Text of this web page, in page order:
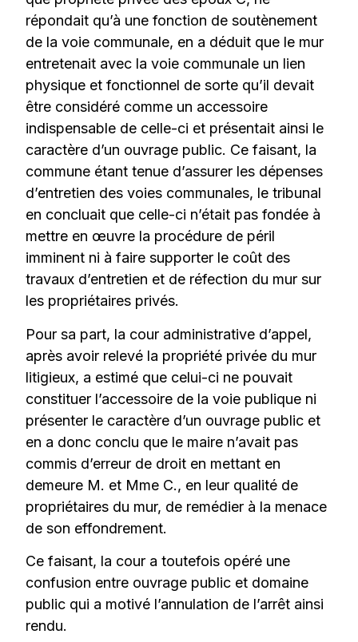
répondait qu’à une fonction de soutènement
de la voie communale, en a déduit que le mur
entretenait avec la voie communale un lien
physique et fonctionnel de sorte qu’il devait
être considéré comme un accessoire
indispensable de celle-ci et présentait ainsi le
caractère d’un ouvrage public. Ce faisant, la
commune étant tenue d’assurer les dépenses
d’entretien des voies communales, le tribunal
en concluait que celle-ci n’était pas fondée à
mettre en œuvre la procédure de péril
imminent ni à faire supporter le coût des
travaux d’entretien et de réfection du mur sur
les propriétaires privés.
Pour sa part, la cour administrative d’appel,
après avoir relevé la propriété privée du mur
litigieux, a estimé que celui-ci ne pouvait
constituer l’accessoire de la voie publique ni
présenter le caractère d’un ouvrage public et
en a donc conclu que le maire n’avait pas
commis d’erreur de droit en mettant en
demeure M. et Mme C., en leur qualité de
propriétaires du mur, de remédier à la menace
de son effondrement.
Ce faisant, la cour a toutefois opéré une
confusion entre ouvrage public et domaine
public qui a motivé l’annulation de l’arrêt ainsi
rendu.